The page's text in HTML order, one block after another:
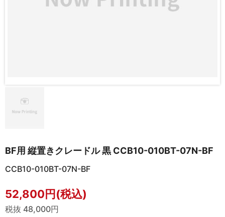
BF用 縦置きクレードル 黒 CCB10-010BT-07N-BF
CCB10-010BT-07N-BF
52,800円(税込)
税抜 48,000円